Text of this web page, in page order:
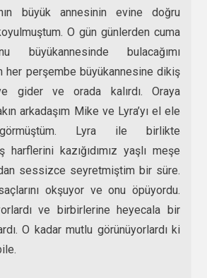
büyük annesinin evine doğru
O gün günlerden cuma
büyükannesinde bulacağımı
her perşembe büyükannesine dikiş
gider ve orada kalırdı. Oraya
arkadaşım Mike ve Lyra’yı el ele
görmüştüm. Lyra ile birlikte
kazığıdımız yaşlı meşe
sessizce seyretmiştim bir süre.
okşuyor ve onu öpüyordu.
ve birbirlerine heyecala bir
O kadar mutlu görünüyorlardı ki